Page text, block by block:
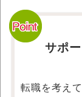
サポ
転職を考え